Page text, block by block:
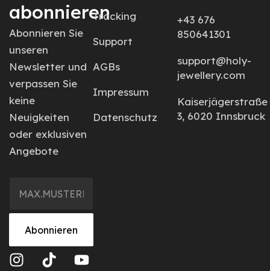
abonnieren
Abonnieren Sie
unseren
Newsletter und
verpassen Sie
keine
Neuigkeiten
oder exklusiven
Angebote
Abonnieren
Tracking
Support
AGBs
Impressum
Datenschutz
+43 676
850641301
support@holy-
jewellery.com
Kaiserjägerstraße
3, 6020 Innsbruck